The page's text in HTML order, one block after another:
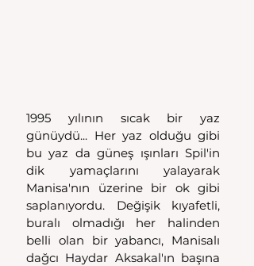
1995 yılının sıcak bir yaz
günüydü... Her yaz olduğu gibi
bu yaz da güneş ışınları Spil'in
dik yamaçlarını yalayarak
Manisa'nın üzerine bir ok gibi
saplanıyordu. Değişik kıyafetli,
buralı olmadığı her halinden
belli olan bir yabancı, Manisalı
dağcı Haydar Aksakal'ın başına